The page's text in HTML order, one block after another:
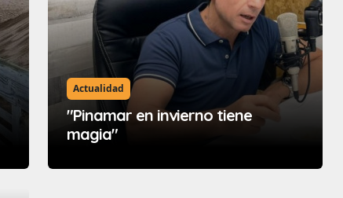
Actualidad
"Pinamar en invierno tiene
magia"